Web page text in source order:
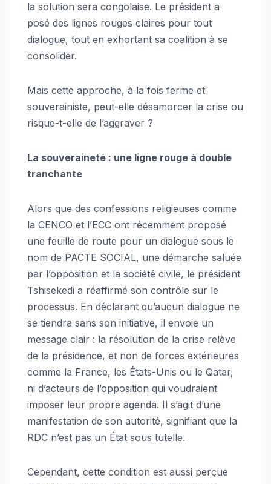
la solution sera congolaise. Le président a
posé des lignes rouges claires pour tout
dialogue, tout en exhortant sa coalition à se
consolider.
Mais cette approche, à la fois ferme et
souverainiste, peut-elle désamorcer la crise ou
risque-t-elle de l’aggraver ?
La souveraineté : une ligne rouge à double
tranchante
Alors que des confessions religieuses comme
la CENCO et l’ECC ont récemment proposé
une feuille de route pour un dialogue sous le
nom de PACTE SOCIAL, une démarche saluée
par l’opposition et la société civile, le président
Tshisekedi a réaffirmé son contrôle sur le
processus. En déclarant qu’aucun dialogue ne
se tiendra sans son initiative, il envoie un
message clair : la résolution de la crise relève
de la présidence, et non de forces extérieures
comme la France, les États-Unis ou le Qatar,
ni d’acteurs de l’opposition qui voudraient
imposer leur propre agenda. Il s’agit d’une
manifestation de son autorité, signifiant que la
RDC n’est pas un État sous tutelle.
Cependant, cette condition est aussi perçue